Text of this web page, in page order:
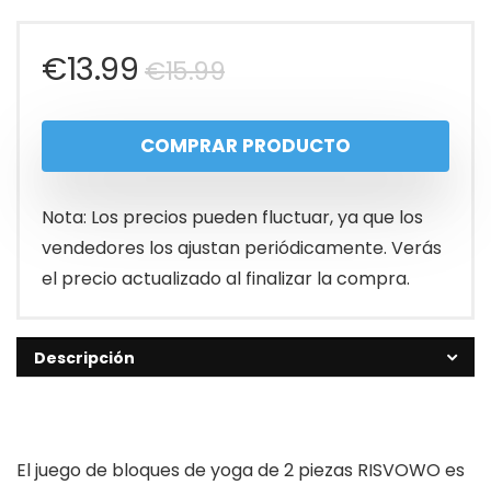
€15.99El
precio
original
era:
€15.99.
€13.99
El
precio
actual
es:
€13.99.
COMPRAR PRODUCTO
Nota: Los precios pueden fluctuar, ya que los
vendedores los ajustan periódicamente. Verás
el precio actualizado al finalizar la compra.
Descripción
El juego de bloques de yoga de 2 piezas RISVOWO es